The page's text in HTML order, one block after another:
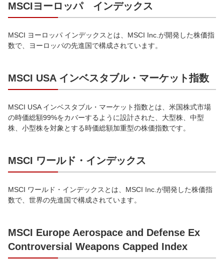
MSCIヨーロッパ インデックス
MSCI ヨーロッパ インデックスとは、MSCI Inc.が開発した株価指
数で、ヨーロッパの先進国で構成されています。
MSCI USA インベスタブル・マーケット指数
MSCI USA インベスタブル・マーケット指数とは、米国株式市場
の時価総額99%をカバーするように設計された、大型株、中型
株、小型株を対象とする時価総額加重型の株価指数です。
MSCI ワールド・インデックス
MSCI ワールド・インデックスとは、MSCI Inc.が開発した株価指
数で、世界の先進国で構成されています。
MSCI Europe Aerospace and Defense Ex
Controversial Weapons Capped Index